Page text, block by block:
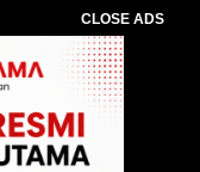
CLOSE ADS